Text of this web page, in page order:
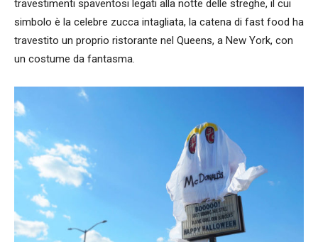
travestimenti spaventosi legati alla notte delle streghe, il cui
simbolo è la celebre zucca intagliata, la catena di fast food ha
travestito un proprio ristorante nel Queens, a New York, con
un costume da fantasma.